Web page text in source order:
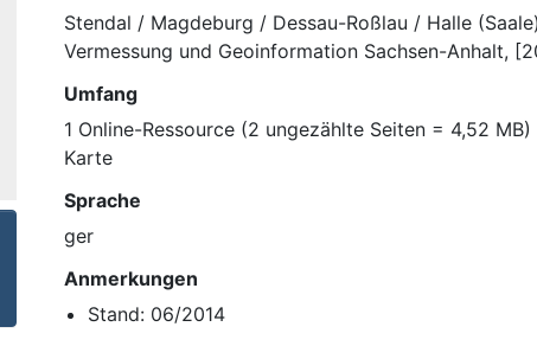
Stendal / Magdeburg / Dessau-Roßlau / Halle
Vermessung und Geoinformation Sachsen-Anhalt,
Umfang
1 Online-Ressource (2 ungezählte Seiten = 4,52
Karte
Sprache
ger
Anmerkungen
Stand: 06/2014